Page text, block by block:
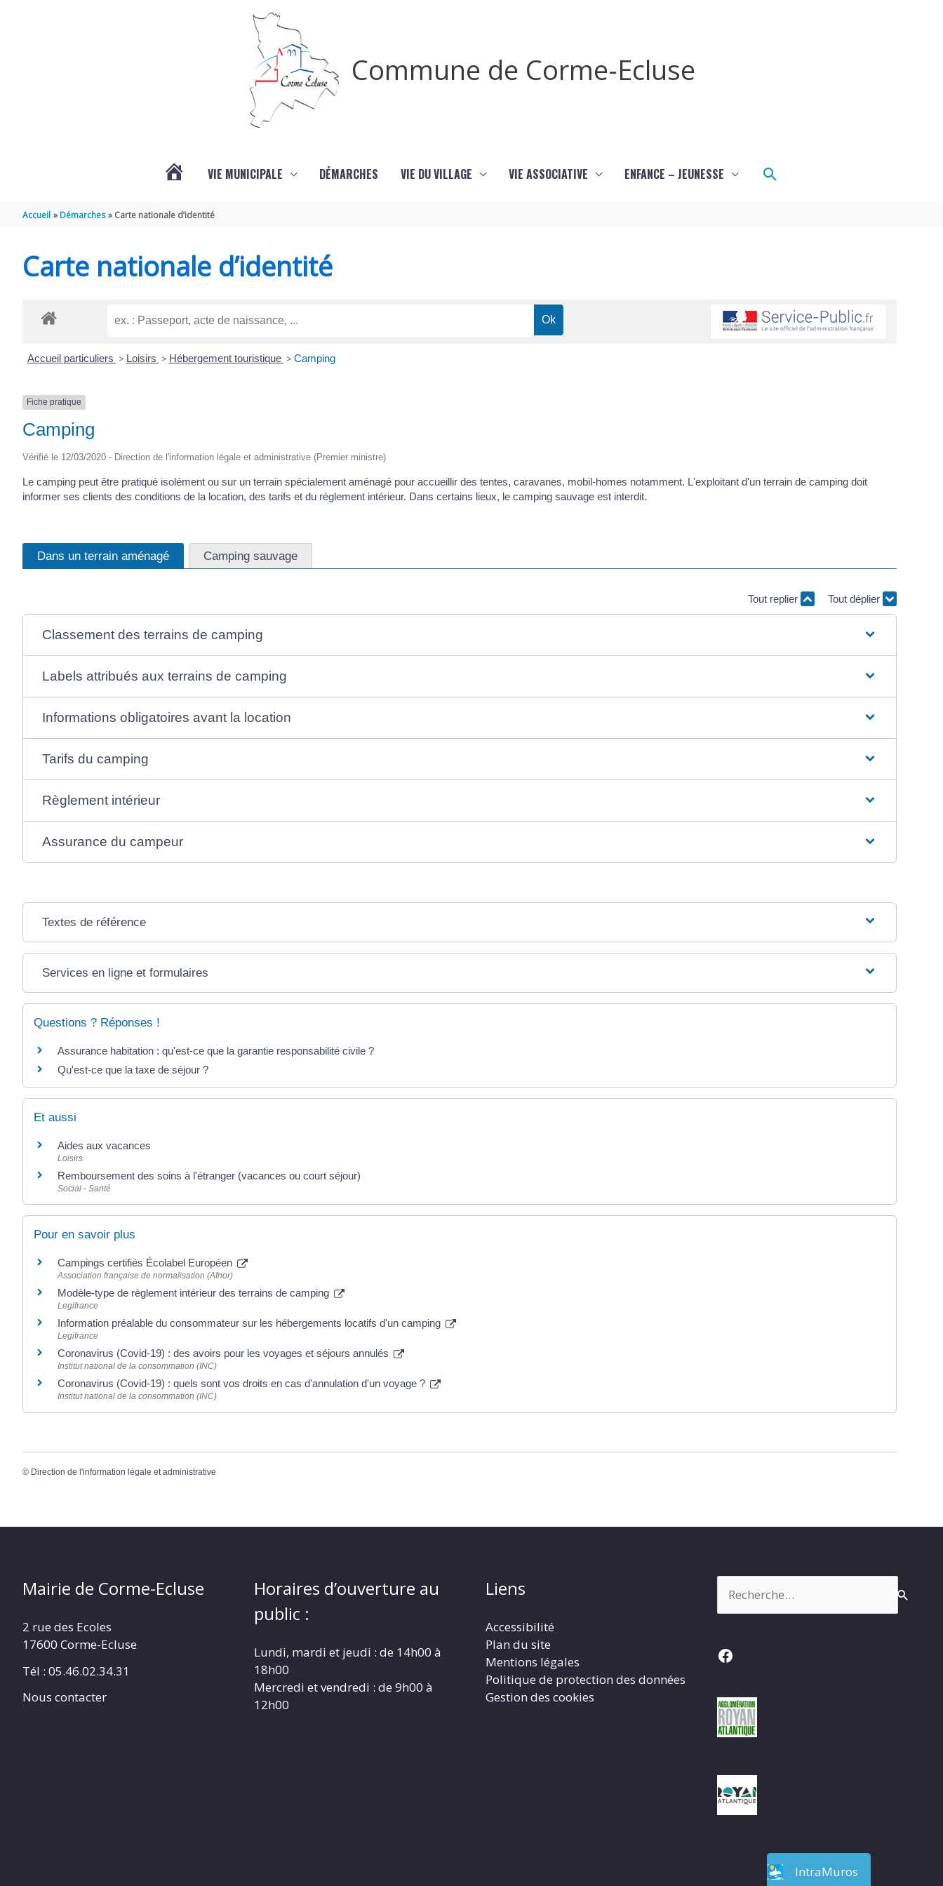
Commune de Corme-Ecluse
VIE MUNICIPALE DÉMARCHES VIE DU VILLAGE VIE ASSOCIATIVE ENFANCE – JEUNESSE Rechercher
Accueil Démarches Carte nationale d’identité
Carte nationale d’identité
Accueil particuliers > Loisirs > Hébergement touristique > Camping
Fiche pratique
Camping
Vérifié le 12/03/2020 - Direction de l'information légale et administrative (Premier ministre)
Le camping peut être pratiqué isolément ou sur un terrain spécialement aménagé pour accueillir des tentes, caravanes, mobil-homes notamment. L'exploitant d'un terrain de camping doit
informer ses clients des conditions de la location, des tarifs et du règlement intérieur. Dans certains lieux, le camping sauvage est interdit.
Dans un terrain aménagé Camping sauvage
Tout replier Tout déplier
Classement des terrains de camping
Labels attribués aux terrains de camping
Informations obligatoires avant la location
Tarifs du camping
Règlement intérieur
Assurance du campeur
Textes de référence
Services en ligne et formulaires
Questions ? Réponses !
Assurance habitation : qu'est-ce que la garantie responsabilité civile ?
Qu'est-ce que la taxe de séjour ?
Et aussi
Aides aux vacances
Loisirs
Remboursement des soins à l'étranger (vacances ou court séjour)
Social - Santé
Pour en savoir plus
Campings certifiés Écolabel Européen
Association française de normalisation (Afnor)
Modèle-type de règlement intérieur des terrains de camping
Legifrance
Information préalable du consommateur sur les hébergements locatifs d'un camping
Legifrance
Coronavirus (Covid-19) : des avoirs pour les voyages et séjours annulés
Institut national de la consommation (INC)
Coronavirus (Covid-19) : quels sont vos droits en cas d'annulation d'un voyage ?
Institut national de la consommation (INC)
© Direction de l'information légale et administrative
Mairie de Corme-Ecluse
2 rue des Ecoles
17600 Corme-Ecluse
Tél : 05.46.02.34.31
Nous contacter
Horaires d’ouverture au
public :
Lundi, mardi et jeudi : de 14h00 à
18h00
Mercredi et vendredi : de 9h00 à
12h00
Liens
Accessibilité
Plan du site
Mentions légales
Politique de protection des données
Gestion des cookies
Facebook
IntraMuros